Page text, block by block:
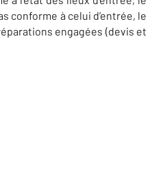
conforme à celui d’entrée, le
engagées (devis et